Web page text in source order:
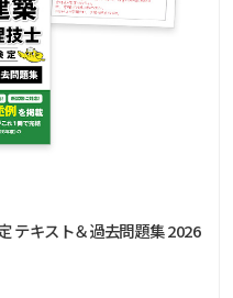
テキスト＆過去問題集 2026